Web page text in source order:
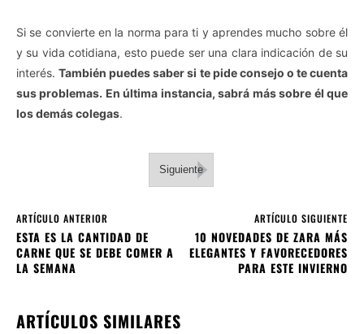
Si se convierte en la norma para ti y aprendes mucho sobre él
y su vida cotidiana, esto puede ser una clara indicación de su
interés.También puedes saber si te pide consejo o te cuenta
sus problemas. En última instancia, sabrá más sobre él que
los demás colegas.
Siguiente
ARTÍCULO ANTERIOR
ESTA ES LA CANTIDAD DE
CARNE QUE SE DEBE COMER A
LA SEMANA
ARTÍCULO SIGUIENTE
10 NOVEDADES DE ZARA MÁS
ELEGANTES Y FAVORECEDORES
PARA ESTE INVIERNO
ARTÍCULOS SIMILARES